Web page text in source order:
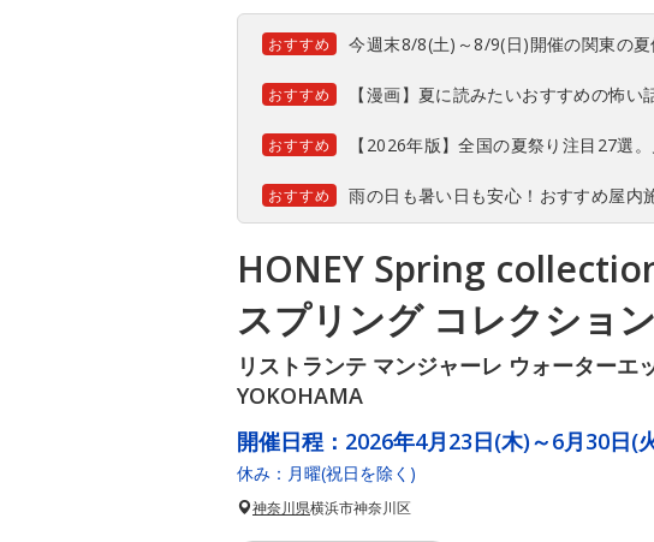
おすすめ 今週末8/8(土)～8/9(日)開催の関東の
おすすめ 【漫画】夏に読みたいおすすめの怖い
おすすめ 【2026年版】全国の夏祭り注目27選
おすすめ 雨の日も暑い日も安心！おすすめ屋内
HONEY Spring
スプリング コレクショ
リストランテ マンジャーレ ウォーターエ
YOKOHAMA
開催日程： 2026年4月23日(木)～6月30日(
休み：月曜(祝日を除く)
神奈川県横浜市神奈川区